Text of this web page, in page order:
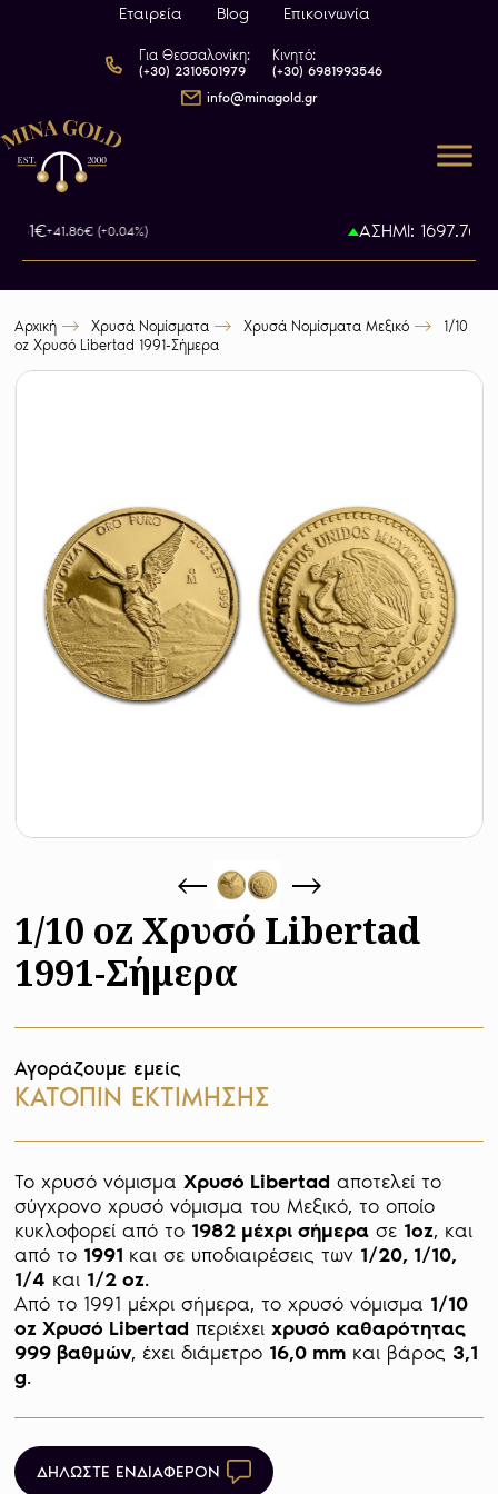
Εταιρεία Blog Επικοινωνία
Για Θεσσαλονίκη:
(+30) 2310501979
Κινητό:
(+30) 6981993546
info@minagold.gr
+41.86€ (+0.04%) ΑΣΗΜΙ: 1697.76€
Αρχική Χρυσά Νομίσματα Χρυσά Νομίσματα Μεξικό
1/10
oz Χρυσό Libertad 1991-Σήμερα
1/10 oz Χρυσό Libertad
1991-Σήμερα
Αγοράζουμε εμείς
ΚΑΤΟΠΙΝ ΕΚΤΙΜΗΣΗΣ
Το χρυσό νόμισμα Χρυσό Libertad αποτελεί το
σύγχρονο χρυσό νόμισμα του Μεξικό, το οποίο
κυκλοφορεί από το 1982 μέχρι σήμερα σε 1oz, και
από το 1991 και σε υποδιαιρέσεις των 1/20, 1/10,
1/4 και 1/2 oz.
Από το 1991 μέχρι σήμερα, το χρυσό νόμισμα 1/10
oz Χρυσό Libertad περιέχει χρυσό καθαρότητας
999 βαθμών, έχει διάμετρο 16,0 mm και βάρος 3,1
g
ΔΗΛΩΣΤΕ ΕΝΔΙΑΦΕΡΟΝ